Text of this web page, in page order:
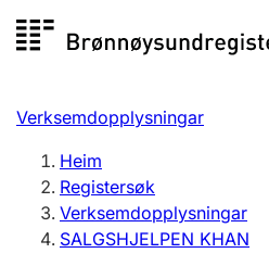
til
Registersøk
Aksjeselskap
Enkeltpersonføretak
Registrere, endre, slette
Verksemdopplysningar
Heim
Registersøk
Verksemdopplysningar
SALGSHJELPEN KHAN